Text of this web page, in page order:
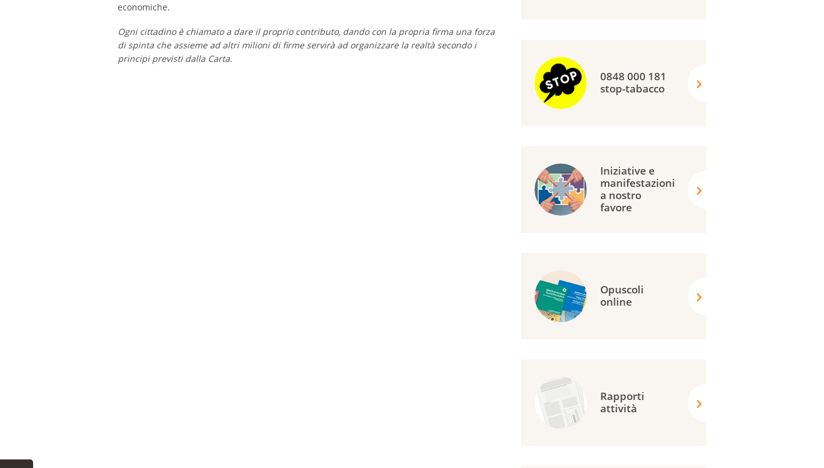
economiche.
Ogni cittadino è chiamato a dare il proprio contributo, dando con la propria firma una forza
di spinta che assieme ad altri milioni di firme servirà ad organizzare la realtà secondo i
principi previsti dalla Carta.
0848 000 181
stop-tabacco
Iniziative e
manifestazioni
a nostro
favore
Opuscoli
online
Rapporti
attività